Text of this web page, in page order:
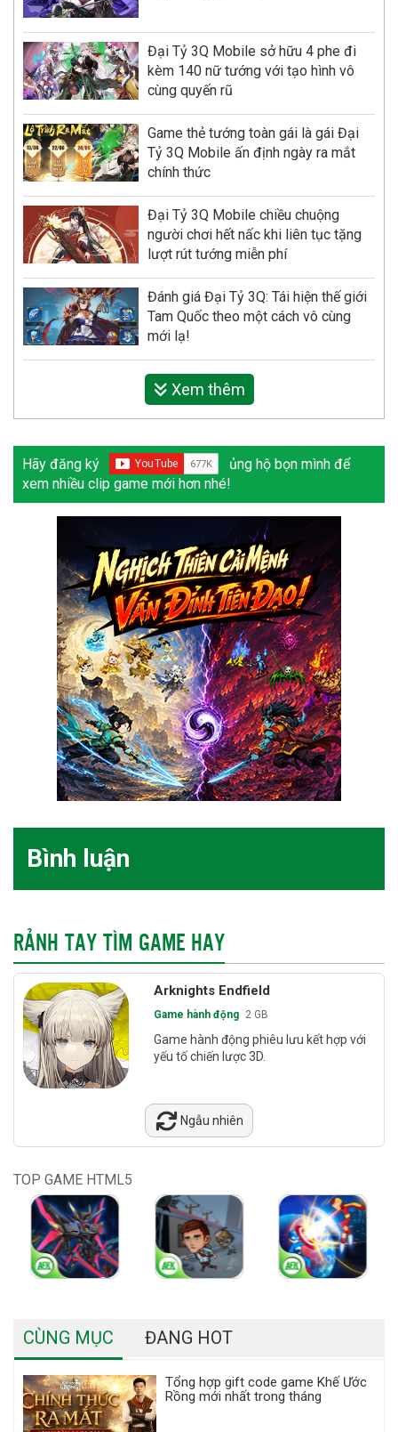
Đại Tỷ 3Q Mobile sở hữu 4 phe đi
kèm 140 nữ tướng với tạo hình vô
cùng quyến rũ
Game thẻ tướng toàn gái là gái Đại
Tỷ 3Q Mobile ấn định ngày ra mắt
chính thức
Đại Tỷ 3Q Mobile chiều chuộng
người chơi hết nấc khi liên tục tặng
lượt rút tướng miễn phí
Đánh giá Đại Tỷ 3Q: Tái hiện thế giới
Tam Quốc theo một cách vô cùng
mới lạ!
Xem thêm
Hãy đăng ký
ủng hộ bọn mình để
xem nhiều clip game mới hơn nhé!
Bình luận
RẢNH TAY TÌM GAME HAY
Arknights Endfield
Game hành động 2 GB
Game hành động phiêu lưu kết hợp với
yếu tố chiến lược 3D.
Ngẫu nhiên
TOP GAME HTML5
CÙNG MỤC ĐANG HOT
Tổng hợp gift code game Khế Ước
Rồng mới nhất trong tháng